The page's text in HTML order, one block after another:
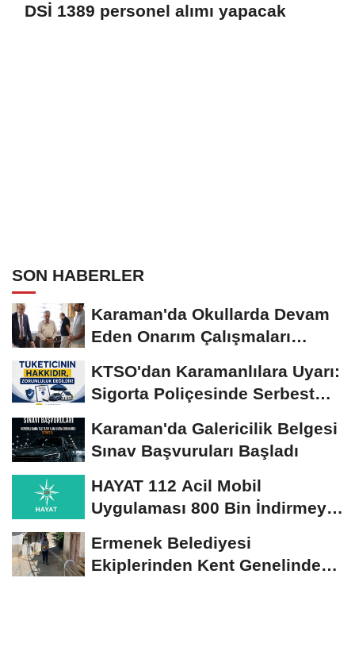
DSİ 1389 personel alımı yapacak
SON HABERLER
Karaman'da Okullarda Devam
Eden Onarım Çalışmaları
KTSO'dan Karamanlılara Uyarı:
Sigorta Poliçesinde Serbest
Karaman'da Galericilik Belgesi
Sınav Başvuruları Başladı
HAYAT 112 Acil Mobil
Uygulaması 800 Bin İndirmeyi
Ermenek Belediyesi
Ekiplerinden Kent Genelinde